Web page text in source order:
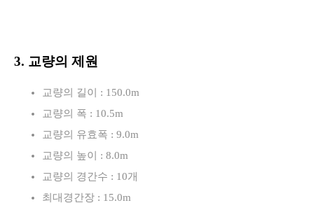
3. 교량의 제원
교량의 길이 : 150.0m
교량의 폭 : 10.5m
교량의 유효폭 : 9.0m
교량의 높이 : 8.0m
교량의 경간수 : 10개
최대경간장 : 15.0m